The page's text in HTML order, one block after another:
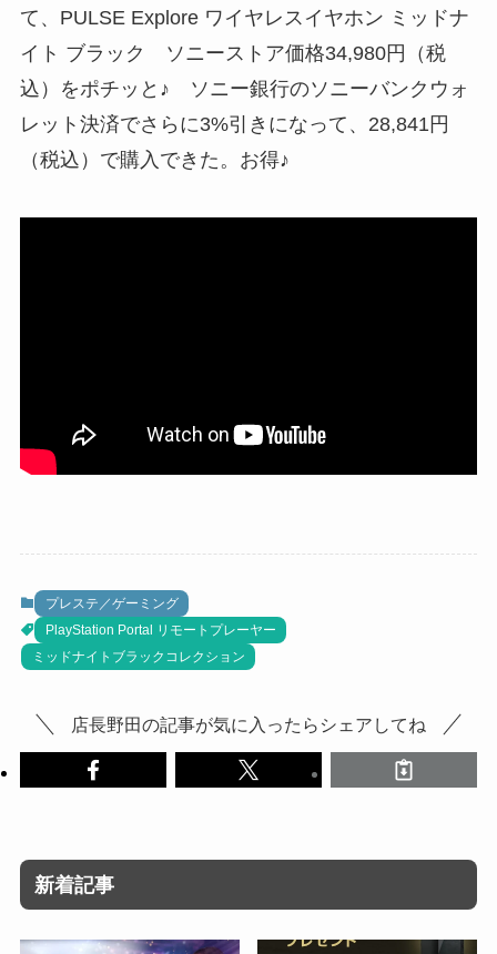
て、PULSE Explore ワイヤレスイヤホン ミッドナ
イト ブラック ソニーストア価格34,980円（税
込）をポチッと♪ ソニー銀行のソニーバンクウォ
レット決済でさらに3%引きになって、28,841円
（税込）で購入できた。お得♪
プレステ／ゲーミング
PlayStation Portal リモートプレーヤー
ミッドナイトブラックコレクション
店長野田の記事が気に入ったらシェアしてね
新着記事